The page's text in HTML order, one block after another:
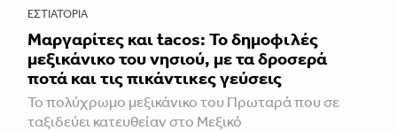
ΕΣΤΙΑΤΌΡΙΑ
Μαργαρίτες και tacos: Το δημοφιλές
μεξικάνικο του νησιού, με τα δροσερά
ποτά και τις πικάντικες γεύσεις
Το πολύχρωμο μεξικάνικο του Πρωταρά που σε
ταξιδεύει κατευθείαν στο Μεξικό